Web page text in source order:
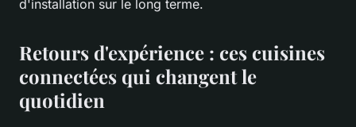
d'installation sur le long terme.
Retours d'expérience : ces cuisines
connectées qui changent le
quotidien